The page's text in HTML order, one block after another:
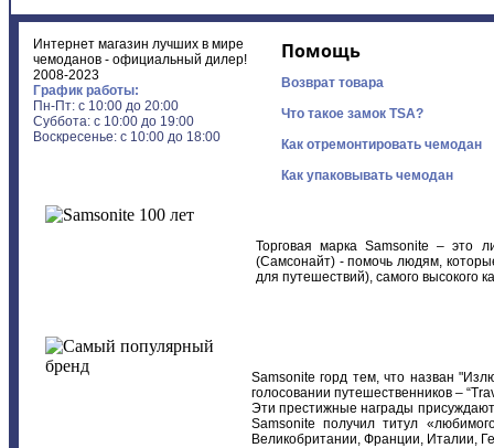
Интернет магазин лучших в мире
чемоданов - официальный дилер!
2008-2023
График работы:
Пн-Пт: с 10:00 до 20:00
Суббота: с 10:00 до 19:00
Воскресенье: с 10:00 до 18:00
Помощь
Возврат товара
Что такое замок TSA?
Как отремонтировать чемодан
Как упаковывать чемодан
Торговая марка Samsonite – это
(Самсонайт) - помочь людям,
для путешествий), самого высокого
Samsonite горд тем, что назван
голосовании путешественников –
Эти престижные награды
Samsonite получил титул
Великобритании, Франции, Италии,